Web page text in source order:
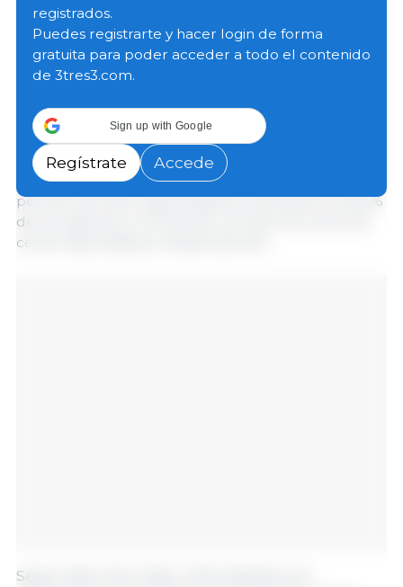
anterior, pero un 16.1% más que en mayo de 2022. La
facturación fue de USD 139.5 millones, una
disminución del 1.4% respecto al mes anterior y un
crecimiento del 24.1% respecto a mayo de 2022.
En lo que va de año, el estado exportó 260 700
toneladas de carne de cerdo, con unos ingresos de
USD 643.6 millones, un 14.0% y un 27.0% más,
respectivamente, en comparación con el mismo
período de 2022. Santa Catarina representó el 56.5%
de los ingresos y el 55.1% del volumen de carne de
cerdo exportada por Brasil este año.
Según datos del Cidasc, sistematizados por
registrados.
Puedes registrarte y hacer login de forma
gratuita para poder acceder a todo el contenido
de 3tres3.com.
Sign up with Google
Regístrate Accede